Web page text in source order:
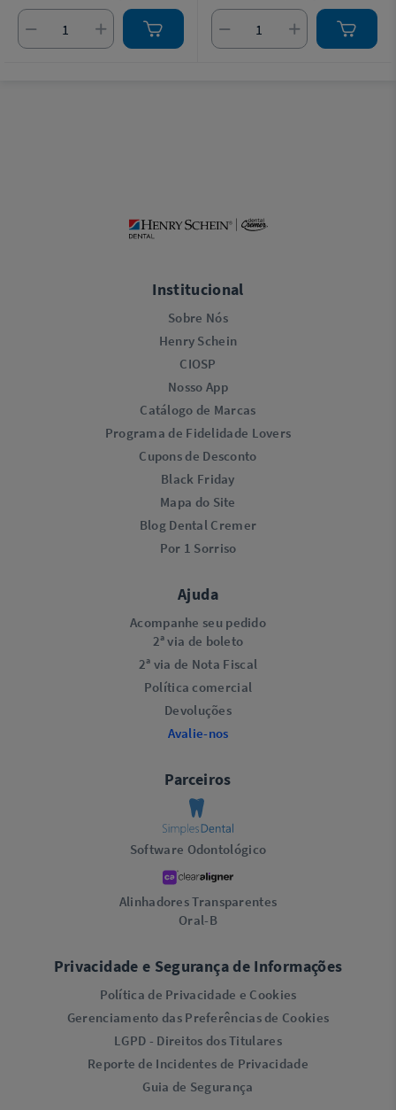
Institucional
Sobre Nós
Henry Schein
CIOSP
Nosso App
Catálogo de Marcas
Programa de Fidelidade Lovers​
Cupons de Desconto
Black Friday
Mapa do Site
Blog Dental Cremer
Por 1 Sorriso
Ajuda
Acompanhe seu pedido
2ª via de boleto
2ª via de Nota Fiscal
Política comercial
Devoluções
Avalie-nos
Parceiros
Software Odontológico
Alinhadores Transparentes
Oral-B
Privacidade e Segurança de Informações
Política de Privacidade e Cookies
Gerenciamento das Preferências de Cookies
LGPD - Direitos dos Titulares
Reporte de Incidentes de Privacidade
Guia de Segurança